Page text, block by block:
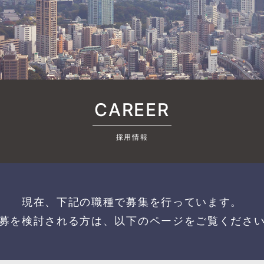
CAREER
採用情報
現在、下記の職種で募集を行っています。
を検討される方は、以下のページをご覧くださ